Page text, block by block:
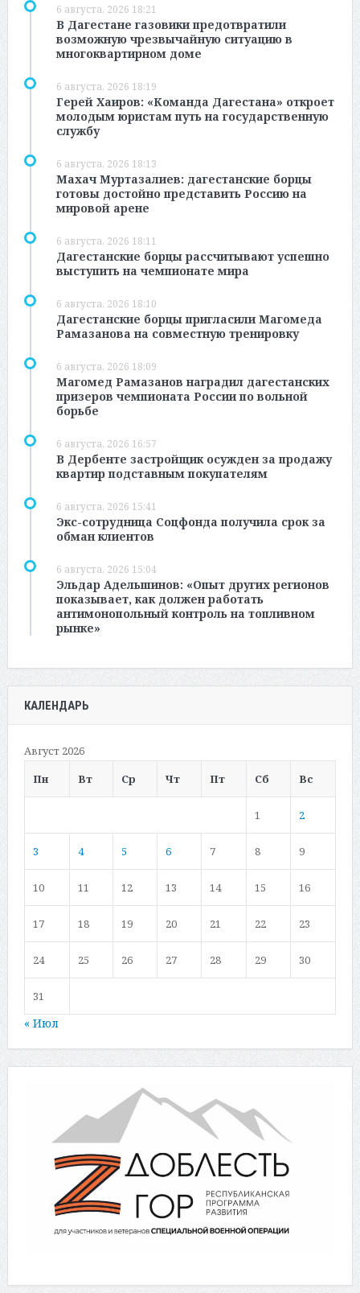
6 августа, 2026 18:21
В Дагестане газовики предотвратили
возможную чрезвычайную ситуацию в
многоквартирном доме
6 августа, 2026 18:19
Герей Хаиров: «Команда Дагестана» откроет
молодым юристам путь на государственную
службу
6 августа, 2026 18:13
Махач Муртазалиев: дагестанские борцы
готовы достойно представить Россию на
мировой арене
6 августа, 2026 18:11
Дагестанские борцы рассчитывают успешно
выступить на чемпионате мира
6 августа, 2026 18:10
Дагестанские борцы пригласили Магомеда
Рамазанова на совместную тренировку
6 августа, 2026 18:09
Магомед Рамазанов наградил дагестанских
призеров чемпионата России по вольной
борьбе
6 августа, 2026 16:57
В Дербенте застройщик осужден за продажу
квартир подставным покупателям
6 августа, 2026 15:41
Экс-сотрудница Соцфонда получила срок за
обман клиентов
6 августа, 2026 15:04
Эльдар Адельшинов: «Опыт других регионов
показывает, как должен работать
антимонопольный контроль на топливном
рынке»
КАЛЕНДАРЬ
Август 2026
Пн
Вт Ср Чт Пт Сб Вс
1 2
3 4 5 6 7 8 9
10 11 12 13 14 15 16
17 18 19 20 21 22 23
24 25 26 27 28 29 30
31
« Июл